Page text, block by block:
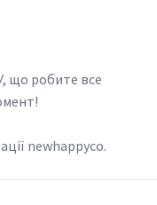
newhappyco.